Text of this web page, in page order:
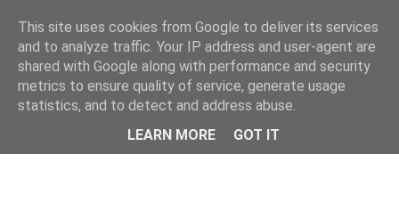
Menu
This site uses cookies from Google to deliver its services
and to analyze traffic. Your IP address and user-agent are
shared with Google along with performance and security
metrics to ensure quality of service, generate usage
statistics, and to detect and address abuse.
LEARN MORE
GOT IT